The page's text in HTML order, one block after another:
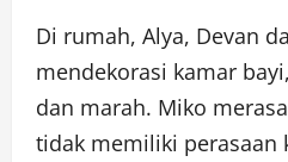
Di rumah, Alya, Devan
mendekorasi kamar
dan marah. Miko
tidak memiliki perasaan